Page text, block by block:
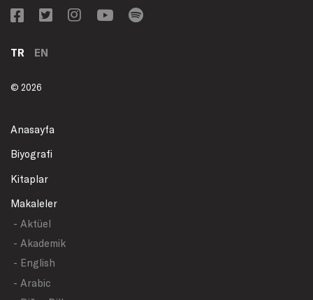
TR EN
© 2026
Anasayfa
Biyografi
Kitaplar
Makaleler
- Aktüel
- Akademik
- English
- Arabic